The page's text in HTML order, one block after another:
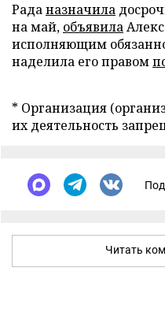
Раданазначила
на май, объявила
исполняющим
наделила его правом
* Организация
их деятельность
Читать